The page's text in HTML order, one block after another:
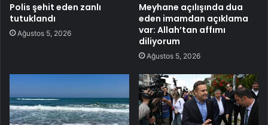
Polis şehit eden zanlı
tutuklandı
Ağustos 5, 2026
Meyhane açılışında dua
eden imamdan açıklama
var: Allah’tan affımı
diliyorum
Ağustos 5, 2026